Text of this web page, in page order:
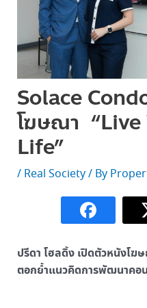
Solace
โฆษณา
Life”
/ Real Society/ By
ปรีดา โฮลดิ้ง เปิดตัวหนังโ
ตอกย้ำแนวคิดการพัฒนาคอ